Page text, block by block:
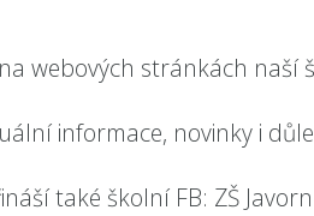
webových stránkách naší
informace, novinky i
také školní FB: ZŠ